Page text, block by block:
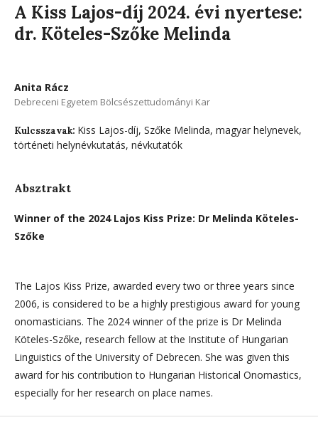
A Kiss Lajos-díj 2024. évi nyertese:
dr. Köteles-Szőke Melinda
Anita Rácz
Debreceni Egyetem Bölcsészettudományi Kar
Kulcsszavak: Kiss Lajos-díj, Szőke Melinda, magyar helynevek,
történeti helynévkutatás, névkutatók
Absztrakt
Winner of the 2024 Lajos Kiss Prize: Dr Melinda Köteles-
Szőke
The Lajos Kiss Prize, awarded every two or three years since
2006, is considered to be a highly prestigious award for young
onomasticians. The 2024 winner of the prize is Dr Melinda
Köteles-Szőke, research fellow at the Institute of Hungarian
Linguistics of the University of Debrecen. She was given this
award for his contribution to Hungarian Historical Onomastics,
especially for her research on place names.